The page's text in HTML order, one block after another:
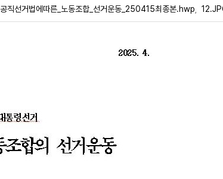
공직선거법에따른_노동조합_선거운동_250415최종본.hwp